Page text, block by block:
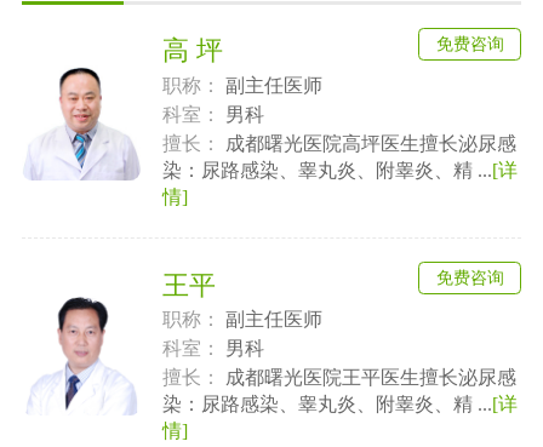
高 坪
职称：
副主任医师
科室：
男科
擅长：
成都曙光医院高坪医生擅长泌尿感
染：尿路感染、睾丸炎、附睾炎、精 ...[详
情]
免费咨询
王平
职称：
副主任医师
科室：
男科
擅长：
成都曙光医院王平医生擅长泌尿感
染：尿路感染、睾丸炎、附睾炎、精 ...[详
情]
免费咨询